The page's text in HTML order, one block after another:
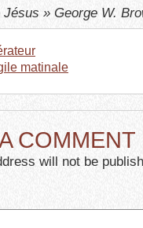
» George W.
matinale
COMMENT
will not be